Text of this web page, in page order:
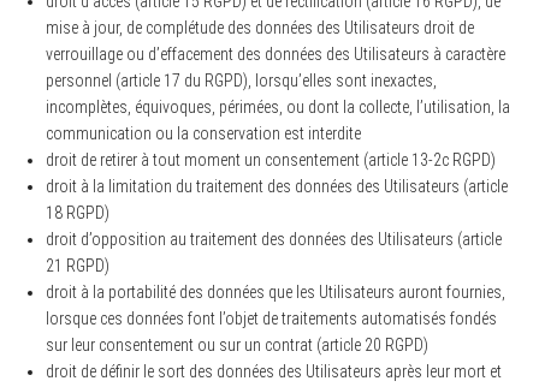
mise à jour, de complétude des données des Utilisateurs droit de
verrouillage ou d’effacement des données des Utilisateurs à caractère
personnel (article 17 du RGPD), lorsqu’elles sont inexactes,
incomplètes, équivoques, périmées, ou dont la collecte, l’utilisation, la
communication ou la conservation est interdite
droit de retirer à tout moment un consentement (article 13-2c RGPD)
droit à la limitation du traitement des données des Utilisateurs (article
18 RGPD)
droit d’opposition au traitement des données des Utilisateurs (article
21 RGPD)
droit à la portabilité des données que les Utilisateurs auront fournies,
lorsque ces données font l’objet de traitements automatisés fondés
sur leur consentement ou sur un contrat (article 20 RGPD)
droit de définir le sort des données des Utilisateurs après leur mort et